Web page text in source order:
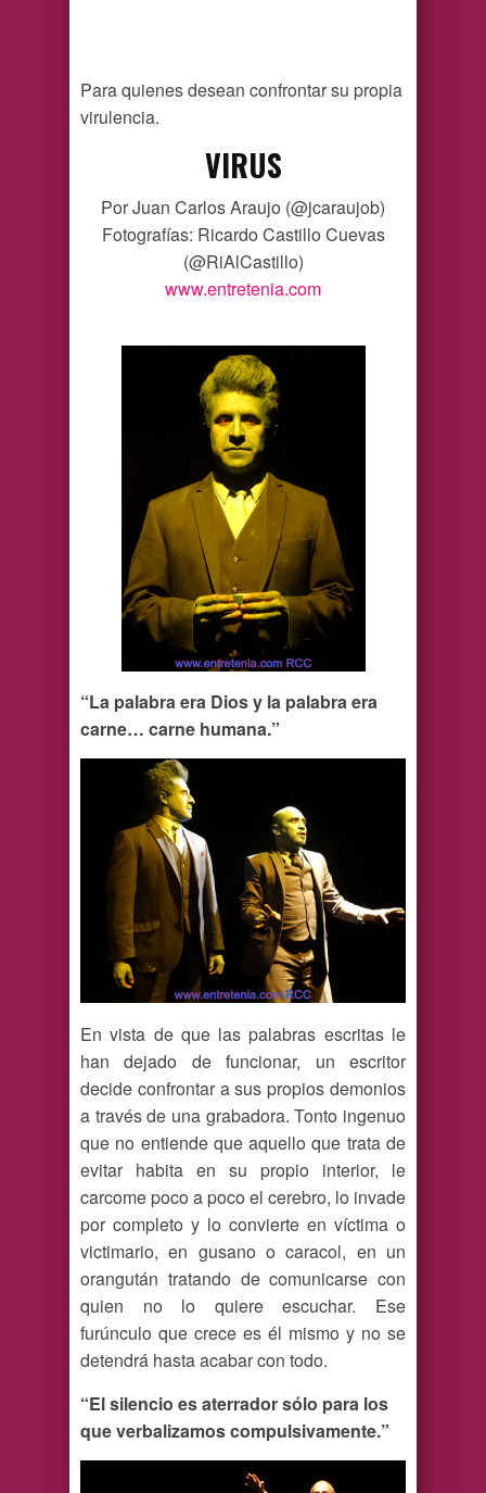
Para quienes desean confrontar su propia
virulencia.
VIRUS
Por Juan Carlos Araujo (@jcaraujob)
Fotografías: Ricardo Castillo Cuevas
(@RiAlCastillo)
www.entretenia.com
“La palabra era Dios y la palabra era
carne… carne humana.”
En vista de que las palabras escritas le
han dejado de funcionar, un escritor
decide confrontar a sus propios demonios
a través de una grabadora. Tonto ingenuo
que no entiende que aquello que trata de
evitar habita en su propio interior, le
carcome poco a poco el cerebro, lo invade
por completo y lo convierte en víctima o
victimario, en gusano o caracol, en un
orangután tratando de comunicarse con
quien no lo quiere escuchar. Ese
furúnculo que crece es él mismo y no se
detendrá hasta acabar con todo.
“El silencio es aterrador sólo para los
que verbalizamos compulsivamente.”